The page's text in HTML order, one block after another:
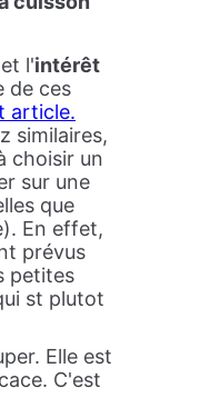
l'intérêt
de ces
article.
similaires,
choisir un
sur une
que
En effet,
prévus
petites
st plutot
Elle est
C'est